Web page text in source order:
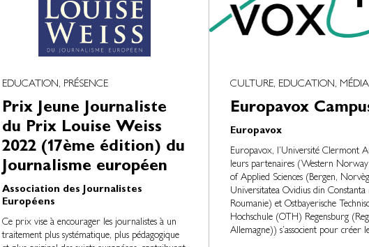
EDUCATION, PRÉSENCE
Prix Jeune Journaliste
du Prix Louise Weiss
2022 (17ème édition) du
Journalisme européen
Association des Journalistes
Européens
Ce prix vise à encourager les journalistes à un
traitement plus systématique, plus pédagogique
CULTURE, EDUCATION,
Europavox
Europavox
Europavox, l’Université Clermont
leurs partenaires (Western
of Applied Sciences (Bergen,
Universitatea Ovidius din Constanta
Roumanie) et Ostbayerische
Hochschule (OTH) Regensburg
Allemagne)) s’associent pour créer